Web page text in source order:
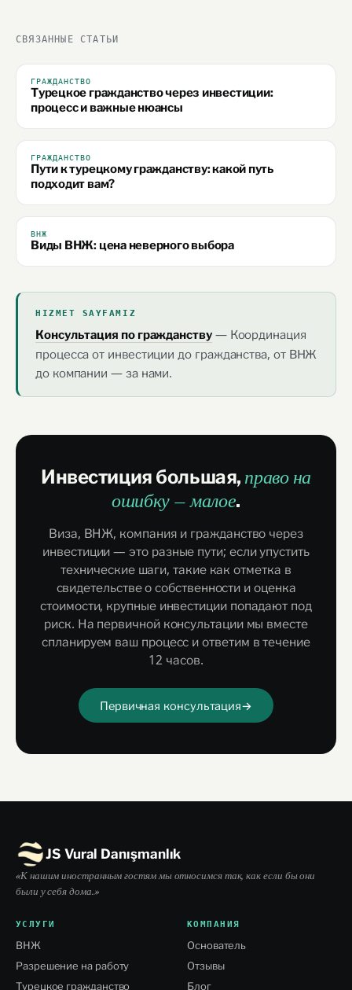
СВЯЗАННЫЕ СТАТЬИ
ГРАЖДАНСТВО
Турецкое гражданство через инвестиции:
процесс и важные нюансы
ГРАЖДАНСТВО
Пути к турецкому гражданству: какой путь
подходит вам?
ВНЖ
Виды ВНЖ: цена неверного выбора
HIZMET SAYFAMIZ
Консультация по гражданству— Координация
процесса от инвестиции до гражданства, от ВНЖ
до компании — за нами.
Инвестиция большая, право на
ошибку — малое.
Виза, ВНЖ, компания и гражданство через
инвестиции — это разные пути; если упустить
технические шаги, такие как отметка в
свидетельстве о собственности и оценка
стоимости, крупные инвестиции попадают под
риск. На первичной консультации мы вместе
спланируем ваш процесс и ответим в течение
12 часов.
Первичная консультация→
JS Vural Danışmanlık
«К нашим иностранным гостям мы относимся так, как если бы они
были у себя дома.»
УСЛУГИ
ВНЖ
Разрешение на работу
Турецкое гражданство
КОМПАНИЯ
Основатель
Отзывы
Блог